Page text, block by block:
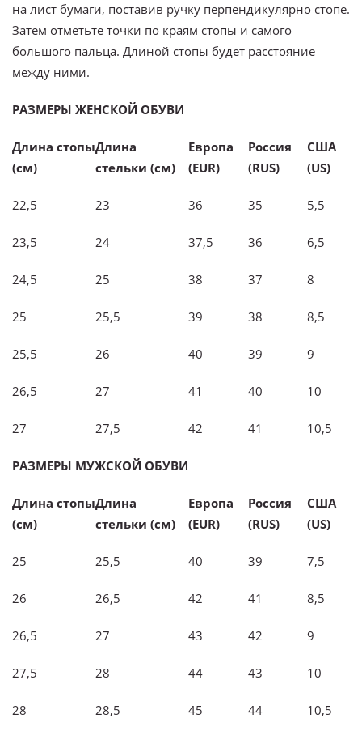
на лист бумаги, поставив ручку перпендикулярно стопе.
Затем отметьте точки по краям стопы и самого
большого пальца. Длиной стопы будет расстояние
между ними.
РАЗМЕРЫ ЖЕНСКОЙ ОБУВИ
Длина стопы
(см)
Длина
стельки (см)
Европа
(EUR)
Россия
(RUS)
CША
(US)
22,5 23 36 35 5,5
23,5 24 37,5 36 6,5
24,5 25 38 37 8
25 25,5 39 38 8,5
25,5 26 40 39 9
26,5 27 41 40 10
27 27,5 42 41 10,5
РАЗМЕРЫ МУЖСКОЙ ОБУВИ
Длина стопы
(см)
Длина
стельки (см)
Европа
(EUR)
Россия
(RUS)
CША
(US)
25 25,5 40 39 7,5
26 26,5 42 41 8,5
26,5 27 43 42 9
27,5 28 44 43 10
28 28,5 45 44 10,5